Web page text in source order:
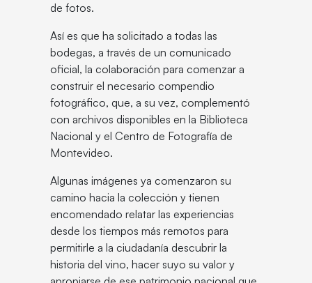
de fotos.
Así es que ha solicitado a todas las
bodegas, a través de un comunicado
oficial, la colaboración para comenzar a
construir el necesario compendio
fotográfico, que, a su vez, complementó
con archivos disponibles en la Biblioteca
Nacional y el Centro de Fotografía de
Montevideo.
Algunas imágenes ya comenzaron su
camino hacia la colección y tienen
encomendado relatar las experiencias
desde los tiempos más remotos para
permitirle a la ciudadanía descubrir la
historia del vino, hacer suyo su valor y